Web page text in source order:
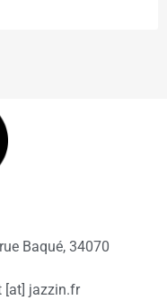
Baqué, 34070
[at] jazzin.fr